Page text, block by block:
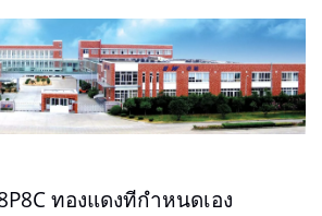
ทองแดงที่กำหนดเอง